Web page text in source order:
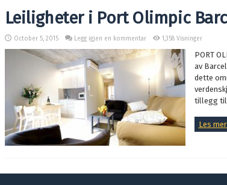
Leiligheter i Port Olimpic
October 5, 2015 Legg igjen en kommentar 1,358 Visninger
PORT
av
dette
tillegg til
Les